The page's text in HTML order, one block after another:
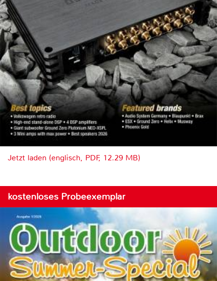
Jetzt laden (englisch, PDF, 12.29 MB)
kostenloses Probeexemplar